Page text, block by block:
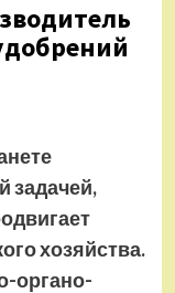
задачей,
хозяйства.
органо-